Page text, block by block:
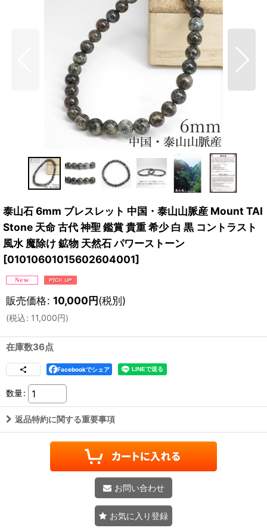
泰山石 6mm ブレスレット 中国・泰山山脈産 Mount TAI
Stone 天命 古代 神聖 鑑賞 貴重 希少 白 黒 コントラスト
風水 魔除け 鉱物 天然石 パワーストーン
[01010601015602604001]
販売価格: 10,000円(税別)
(税込: 11,000円)
在庫数36点
Facebookでシェア
数量:
返品特約に関する重要事項
お問い合わせ
お気に入り登録